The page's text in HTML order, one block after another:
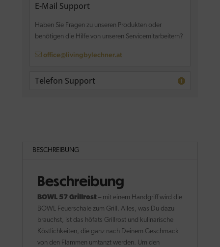
E-Mail Support
Haben Sie Fragen zu unseren Produkten oder
benötigen die Hilfe von unseren Servicemitarbeitern?
office@livingbylechner.at
Telefon Support
BESCHREIBUNG
Beschreibung
BOWL 57 Grillrost– mit einem Handgriff wird die
BOWL Feuerschale zum Grill. Alles, was Du dazu
brauchst, ist das höfats Grillrost und kulinarische
Köstlichkeiten, die ganz nach Deinem Geschmack
von den Flammen umtanzt werden. Um den